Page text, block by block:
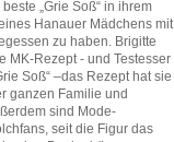
„Grie Soß“ in ihrem
Hanauer Mädchens mit
zu haben. Brigitte
MK-Rezept - und Testesser
Soß“ –das Rezept hat sie
ganzen Familie und
sind Mode-
seit die Figur das